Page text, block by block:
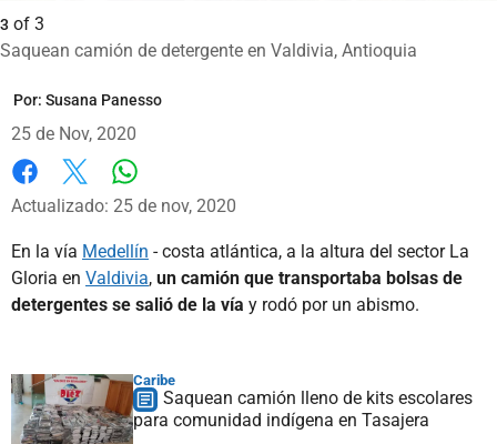
3 of 3
Saquean camión de detergente en Valdivia, Antioquia
Por: Susana Panesso
25 de Nov, 2020
Facebook
X Whatsapp
Actualizado: 25 de nov, 2020
En la vía Medellín - costa atlántica, a la altura del sector La
Gloria en Valdivia, un camión que transportaba bolsas de
detergentes se salió de la vía y rodó por un abismo.
Caribe
Saquean camión lleno de kits escolares
para comunidad indígena en Tasajera